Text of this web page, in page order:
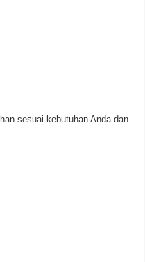
sesuai kebutuhan Anda dan